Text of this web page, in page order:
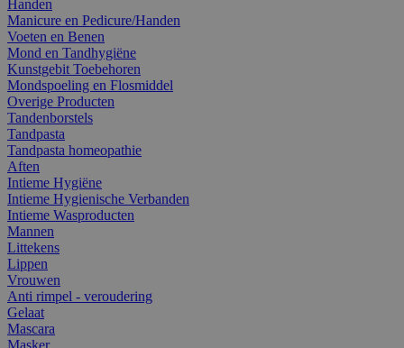
Handen
Manicure en Pedicure/Handen
Voeten en Benen
Mond en Tandhygiëne
Kunstgebit Toebehoren
Mondspoeling en Flosmiddel
Overige Producten
Tandenborstels
Tandpasta
Tandpasta homeopathie
Aften
Intieme Hygiëne
Intieme Hygienische Verbanden
Intieme Wasproducten
Mannen
Littekens
Lippen
Vrouwen
Anti rimpel - veroudering
Gelaat
Mascara
Masker